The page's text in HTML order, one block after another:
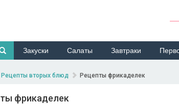
Закуски Салаты Завтраки
Рецепты вторых блюд Рецепты фрикаделек
фрикаделек